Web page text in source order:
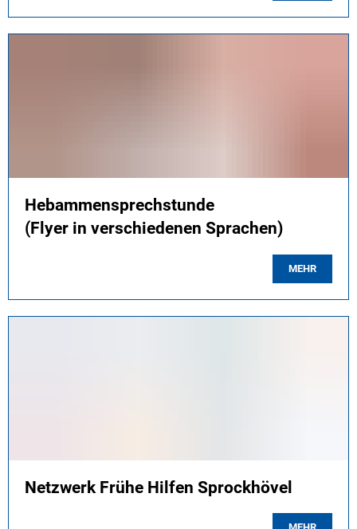
Hebammensprechstunde
(Flyer in verschiedenen Sprachen)
MEHR
Netzwerk Frühe Hilfen Sprockhövel